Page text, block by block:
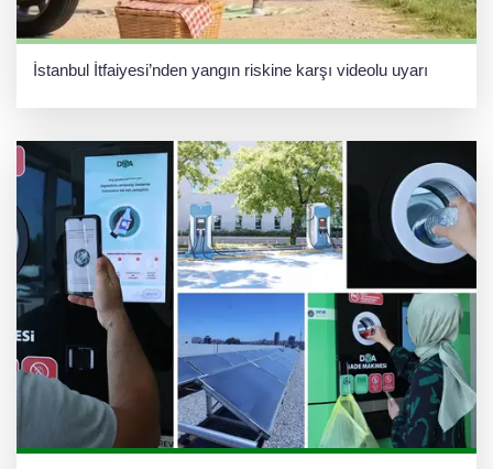
İstanbul İtfaiyesi’nden yangın riskine karşı videolu uyarı